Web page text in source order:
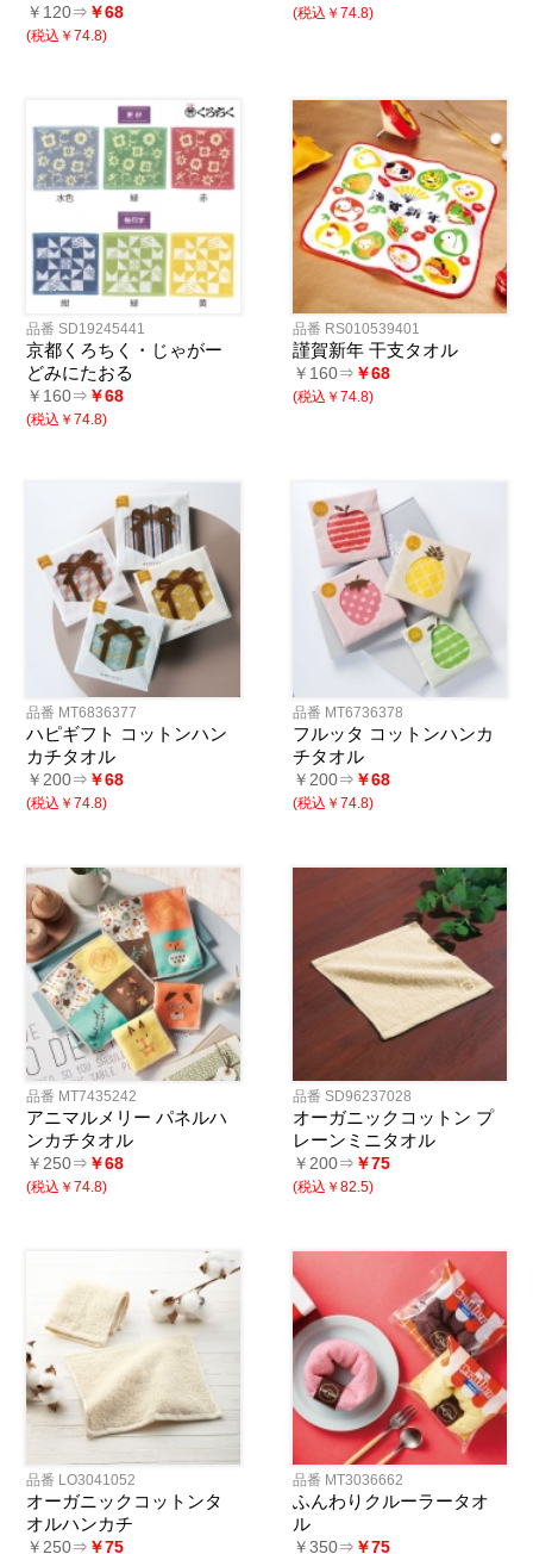
￥120⇒ ￥68
(税込￥74.8)
(税込￥74.8)
品番 SD19245441
京都くろちく・じゃがー
どみにたおる
￥160⇒ ￥68
(税込￥74.8)
品番 RS010539401
謹賀新年 干支タオル
￥160⇒ ￥68
(税込￥74.8)
品番 MT6836377
ハピギフト コットンハン
カチタオル
￥200⇒ ￥68
(税込￥74.8)
品番 MT6736378
フルッタ コットンハンカ
チタオル
￥200⇒ ￥68
(税込￥74.8)
品番 MT7435242
アニマルメリー パネルハ
ンカチタオル
￥250⇒ ￥68
(税込￥74.8)
品番 SD96237028
オーガニックコットン プ
レーンミニタオル
￥200⇒ ￥75
(税込￥82.5)
品番 LO3041052
オーガニックコットンタ
オルハンカチ
￥250⇒ ￥75
品番 MT3036662
ふんわりクルーラータオ
ル
￥350⇒ ￥75